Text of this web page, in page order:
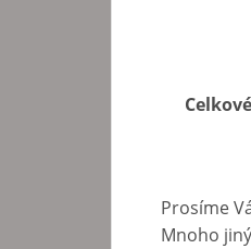
Prosíme
Mnoho